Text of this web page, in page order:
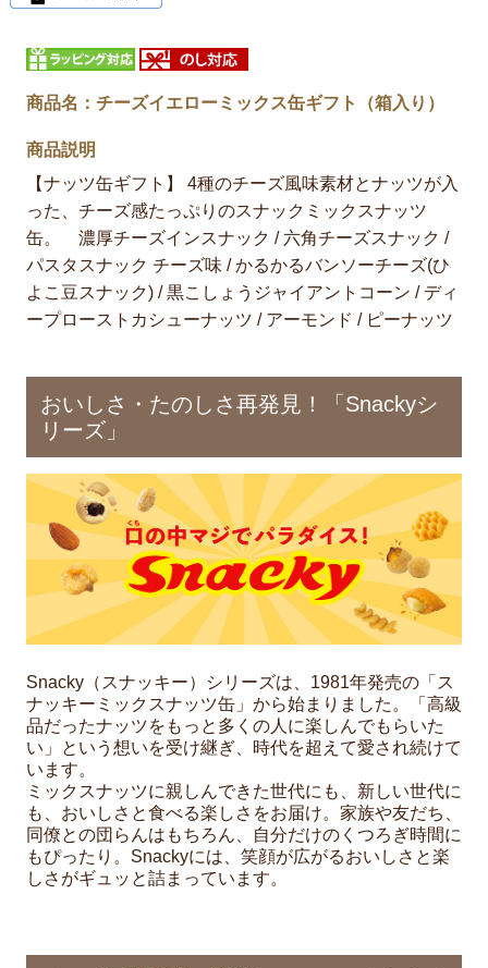
商品名： チーズイエローミックス缶ギフト（箱入り）
商品説明
【ナッツ缶ギフト】 4種のチーズ風味素材とナッツが入
った、チーズ感たっぷりのスナックミックスナッツ
缶。 濃厚チーズインスナック / 六角チーズスナック /
パスタスナック チーズ味 / かるかるバンソーチーズ(ひ
よこ豆スナック) / 黒こしょうジャイアントコーン / ディ
ープローストカシューナッツ / アーモンド / ピーナッツ
おいしさ・たのしさ再発見！「Snackyシ
リーズ」
Snacky（スナッキー）シリーズは、1981年発売の「ス
ナッキーミックスナッツ缶」から始まりました。「高級
品だったナッツをもっと多くの人に楽しんでもらいた
い」という想いを受け継ぎ、時代を超えて愛され続けて
います。
ミックスナッツに親しんできた世代にも、新しい世代に
も、おいしさと食べる楽しさをお届け。家族や友だち、
同僚との団らんはもちろん、自分だけのくつろぎ時間に
もぴったり。Snackyには、笑顔が広がるおいしさと楽
しさがギュッと詰まっています。